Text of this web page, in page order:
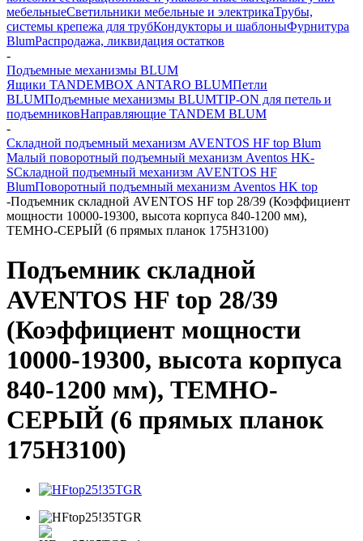
мебельныеСветильники мебельные и электрикаТрубы,
системы крепежа для трубКондукторы и шаблоныФурнитура
BlumРаспродажа, ликвидация остатков
-
Подъемные механизмы BLUM
Ящики TANDEMBOX ANTARO BLUMПетли
BLUMПодъемные механизмы BLUMTIP-ON для петель и
подъемниковНаправляющие TANDEM BLUM
-
Складной подъемный механизм AVENTOS HF top Blum
Малый поворотный подъемный механизм Aventos HK-
SСкладной подъемный механизм AVENTOS HF
BlumПоворотный подъемный механизм Aventos HK top
-Подъемник складной AVENTOS HF top 28/39 (Коэффициент
мощности 10000-19300, высота корпуса 840-1200 мм),
ТЕМНО-СЕРЫЙ (6 прямых планок 175H3100)
Подъемник складной
AVENTOS HF top 28/39
(Коэффициент мощности
10000-19300, высота корпуса
840-1200 мм), ТЕМНО-
СЕРЫЙ (6 прямых планок
175H3100)